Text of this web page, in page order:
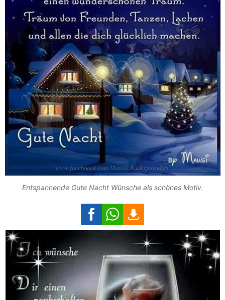
Entspannende Gute Nacht Wünsche als schönes Motiv.